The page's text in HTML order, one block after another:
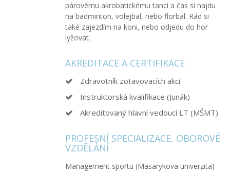
párovému akrobatickému tanci a čas si najdu
na badminton, volejbal, nebo florbal. Rád si
také zajezdím na koni, nebo odjedu do hor
lyžovat.
AKREDITACE A CERTIFIKACE
Zdravotník zotavovacích akcí
Instruktorská kvalifikace (Junák)
Akreditovaný hlavní vedoucí LT (MŠMT)
PROFESNÍ SPECIALIZACE, OBOROVÉ
VZDĚLÁNÍ
Management sportu (Masarykova univerzita)